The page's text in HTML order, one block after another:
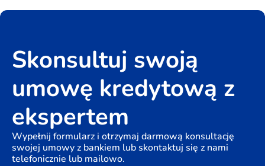
Skonsultuj swoją
umowę kredytową z
ekspertem
Wypełnij formularz i otrzymaj darmową konsultację
swojej umowy z bankiem lub skontaktuj się z nami
telefonicznie lub mailowo.